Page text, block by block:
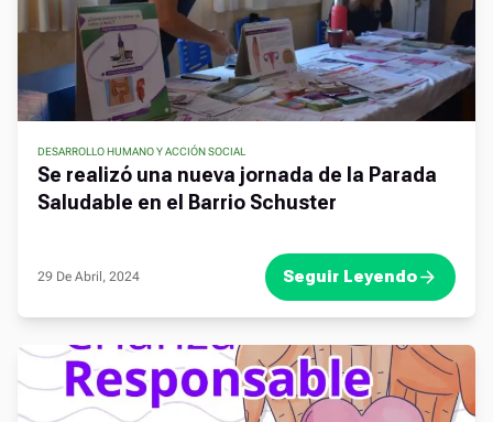
DESARROLLO HUMANO Y ACCIÓN SOCIAL
Se realizó una nueva jornada de la Parada
Saludable en el Barrio Schuster
29 De Abril, 2024 Seguir Leyendo